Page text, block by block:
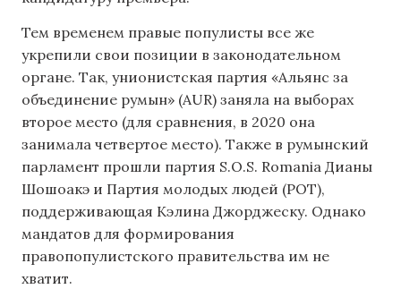
Тем временем правые популисты все же
укрепили свои позиции в законодательном
органе. Так, унионистская партия «Альянс за
объединение румын» (AUR) заняла на выборах
второе место (для сравнения, в 2020 она
занимала четвертое место). Также в румынский
парламент прошли партия S.O.S. Romania Дианы
Шошоакэ и Партия молодых людей (POT),
поддерживающая Кэлина Джорджеску. Однако
мандатов для формирования
правопопулистского правительства им не
хватит.